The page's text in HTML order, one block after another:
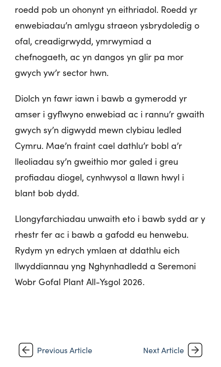
roedd pob un ohonynt yn eithriadol. Roedd yr
enwebiadau’n amlygu straeon ysbrydoledig o
ofal, creadigrwydd, ymrwymiad a
chefnogaeth, ac yn dangos yn glir pa mor
gwych yw’r sector hwn.
Diolch yn fawr iawn i bawb a gymerodd yr
amser i gyflwyno enwebiad ac i rannu’r gwaith
gwych sy’n digwydd mewn clybiau ledled
Cymru. Mae’n fraint cael dathlu’r bobl a’r
lleoliadau sy’n gweithio mor galed i greu
profiadau diogel, cynhwysol a llawn hwyl i
blant bob dydd.
Llongyfarchiadau unwaith eto i bawb sydd ar y
rhestr fer ac i bawb a gafodd eu henwebu.
Rydym yn edrych ymlaen at ddathlu eich
llwyddiannau yng Nghynhadledd a Seremoni
Wobr Gofal Plant All-Ysgol 2026.
Previous Article Next Article